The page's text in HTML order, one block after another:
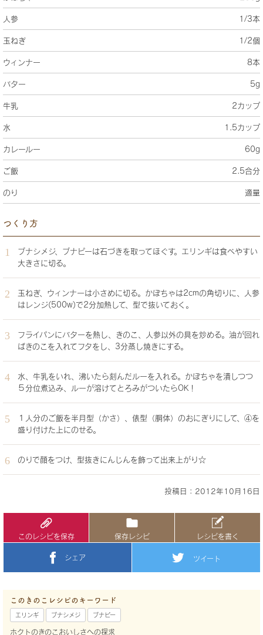
人参 1/3本
玉ねぎ 1/2個
ウィンナー 8本
バター 5g
牛乳 2カップ
水 1.5カップ
カレールー 60g
ご飯 2.5合分
のり 適量
つくり方
ブナシメジ、ブナピーは石づきを取ってほぐす。エリンギは食べやすい
大きさに切る。
玉ねぎ、ウィンナーは小さめに切る。かぼちゃは2cmの角切りに、人参
はレンジ(500w)で2分加熱して、型で抜いておく。
フライパンにバターを熱し、きのこ、人参以外の具を炒める。油が回れ
ばきのこを入れてフタをし、3分蒸し焼きにする。
水、牛乳をいれ、沸いたら刻んだルーを入れる。かぼちゃを潰しつつ
５分位煮込み、ルーが溶けてとろみがついたらOK！
１人分のご飯を半月型（かさ）、俵型（胴体）のおにぎりにして、④を
盛り付けた上にのせる。
のりで顔をつけ、型抜きにんじんを飾って出来上がり☆
投稿日：2012年10月16日
このレシピを保存 保存レシピ レシピを書く
シェア ツイート
このきのこレシピのキーワード
エリンギ ブナシメジ ブナピー
ホクトのきのこおいしさへの探求